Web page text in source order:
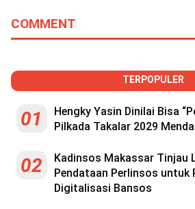
COMMENT
TERPOPULER
01
Hengky Yasin Dinilai Bisa
Pilkada Takalar 2029
02
Kadinsos Makassar Tinjau
Pendataan Perlinsos untuk
Digitalisasi Bansos